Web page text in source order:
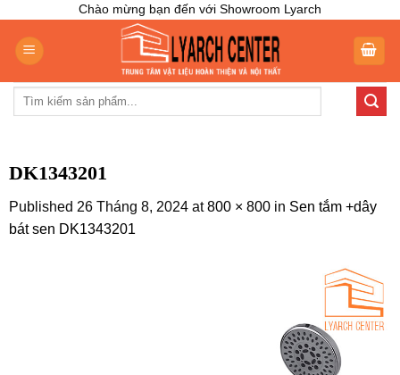
content
Chào mừng bạn đến với Showroom Lyarch
Tìm
DK1343201
Published 26 Tháng 8, 2024 at800 × 800 in Sen tắm +dây
bát sen DK1343201